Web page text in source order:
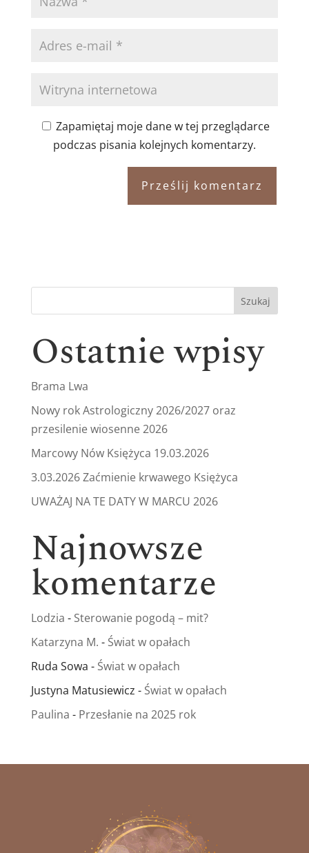
Zapamiętaj moje dane w tej przeglądarce
podczas pisania kolejnych komentarzy.
Szukaj
Ostatnie wpisy
Brama Lwa
Nowy rok Astrologiczny 2026/2027 oraz
przesilenie wiosenne 2026
Marcowy Nów Księżyca 19.03.2026
3.03.2026 Zaćmienie krwawego Księżyca
UWAŻAJ NA TE DATY W MARCU 2026
Najnowsze
komentarze
Lodzia - Sterowanie pogodą – mit?
Katarzyna M. - Świat w opałach
Ruda Sowa - Świat w opałach
Justyna Matusiewicz - Świat w opałach
Paulina - Przesłanie na 2025 rok